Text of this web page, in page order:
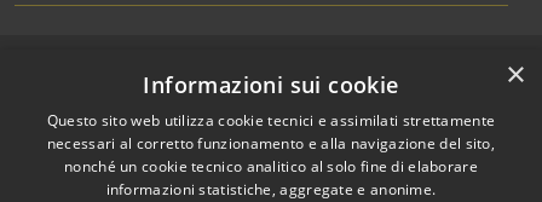
Accessibilità
Privacy
Cookie
Mappa del sito
Accesso redazione ×
Informazioni sui cookie
Questo sito web utilizza cookie tecnici e assimilati strettamente
necessari al corretto funzionamento e alla navigazione del sito,
nonché un cookie tecnico analitico al solo fine di elaborare
informazioni statistiche, aggregate e anonime.